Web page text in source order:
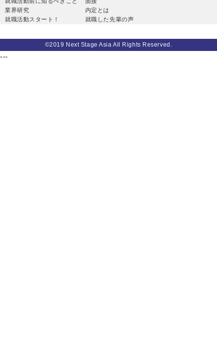
業界研究
就職活動スタート！
内定とは
就職した先輩の声
©2019 Next Stage Asia All Rights Reserved.
---